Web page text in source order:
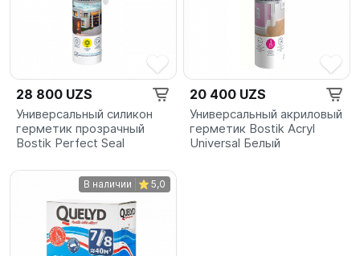
28 800 UZS
Универсальный силикон
герметик прозрачный
Bostik Perfect Seal
20 400 UZS
Универсальный акриловый
герметик Bostik Acryl
Universal Белый
В наличии 5,0